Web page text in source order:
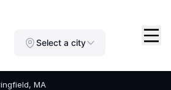
Select a city
MA